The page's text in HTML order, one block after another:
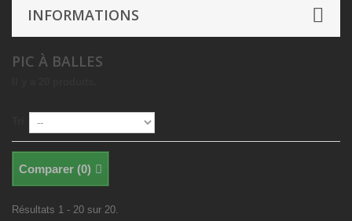
INFORMATIONS
PIC À BALLES
Comparer (0)
Résultats 1 - 20 sur 20.